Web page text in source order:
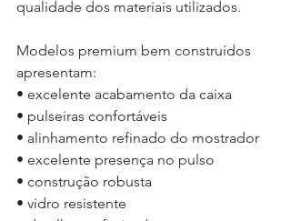
qualidade dos materiais utilizados.
Modelos premium bem construídos
apresentam:
• excelente acabamento da caixa
• pulseiras confortáveis
• alinhamento refinado do mostrador
• excelente presença no pulso
• construção robusta
• vidro resistente